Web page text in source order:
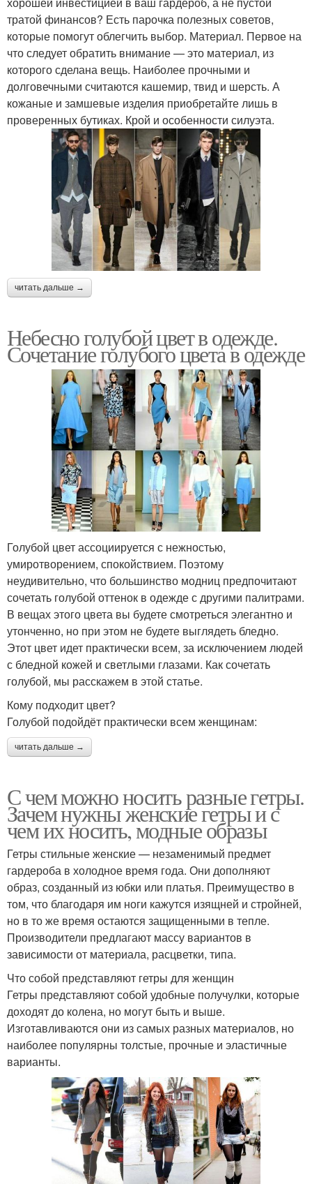
тратой финансов? Есть парочка полезных советов,
которые помогут облегчить выбор. Материал. Первое на
что следует обратить внимание — это материал, из
которого сделана вещь. Наиболее прочными и
долговечными считаются кашемир, твид и шерсть. А
кожаные и замшевые изделия приобретайте лишь в
проверенных бутиках. Крой и особенности силуэта.
читать дальше →
Небесно голубой цвет в одежде.
Сочетание голубого цвета в одежде
Голубой цвет ассоциируется с нежностью,
умиротворением, спокойствием. Поэтому
неудивительно, что большинство модниц предпочитают
сочетать голубой оттенок в одежде с другими палитрами.
В вещах этого цвета вы будете смотреться элегантно и
утонченно, но при этом не будете выглядеть бледно.
Этот цвет идет практически всем, за исключением людей
с бледной кожей и светлыми глазами. Как сочетать
голубой, мы расскажем в этой статье.
Кому подходит цвет?
Голубой подойдёт практически всем женщинам:
читать дальше →
С чем можно носить разные гетры.
Зачем нужны женские гетры и с
чем их носить, модные образы
Гетры стильные женские — незаменимый предмет
гардероба в холодное время года. Они дополняют
образ, созданный из юбки или платья. Преимущество в
том, что благодаря им ноги кажутся изящней и стройней,
но в то же время остаются защищенными в тепле.
Производители предлагают массу вариантов в
зависимости от материала, расцветки, типа.
Что собой представляют гетры для женщин
Гетры представляют собой удобные получулки, которые
доходят до колена, но могут быть и выше.
Изготавливаются они из самых разных материалов, но
наиболее популярны толстые, прочные и эластичные
варианты.